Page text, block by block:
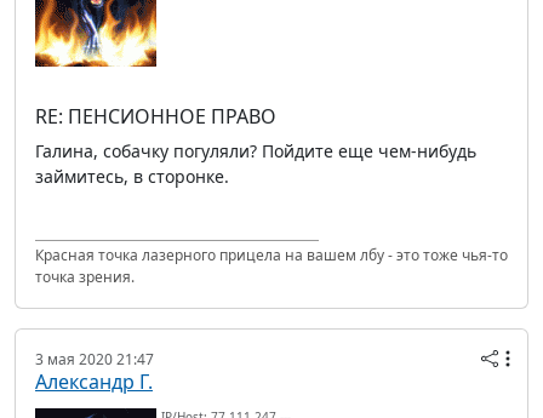
RE: ПЕНСИОННОЕ ПРАВО
Галина, собачку погуляли? Пойдите еще чем-нибудь
займитесь, в сторонке.
Красная точка лазерного прицела на вашем лбу - это тоже чья-то
точка зрения.
3 мая 2020 21:47
Александр Г.